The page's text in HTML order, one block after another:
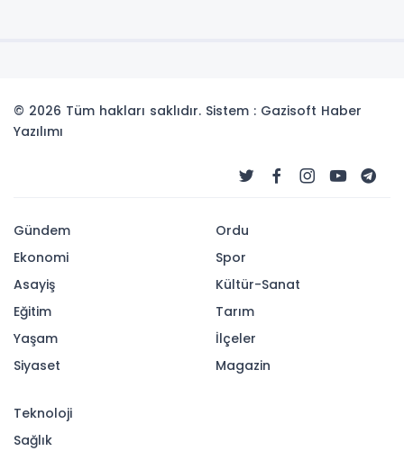
© 2026 Tüm hakları saklıdır. Sistem : Gazisoft Haber
Yazılımı
Gündem
Ekonomi
Asayiş
Eğitim
Yaşam
Siyaset
Ordu
Spor
Kültür-Sanat
Tarım
İlçeler
Magazin
Teknoloji
Sağlık